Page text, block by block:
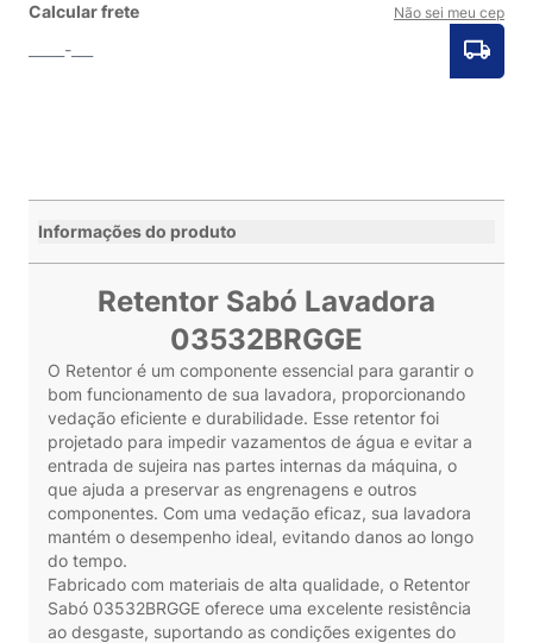
Calcular frete Não sei meu cep
Informações do produto
Retentor Sabó Lavadora
03532BRGGE
O Retentor é um componente essencial para garantir o
bom funcionamento de sua lavadora, proporcionando
vedação eficiente e durabilidade. Esse retentor foi
projetado para impedir vazamentos de água e evitar a
entrada de sujeira nas partes internas da máquina, o
que ajuda a preservar as engrenagens e outros
componentes. Com uma vedação eficaz, sua lavadora
mantém o desempenho ideal, evitando danos ao longo
do tempo.
Fabricado com materiais de alta qualidade, o Retentor
Sabó 03532BRGGE oferece uma excelente resistência
ao desgaste, suportando as condições exigentes do